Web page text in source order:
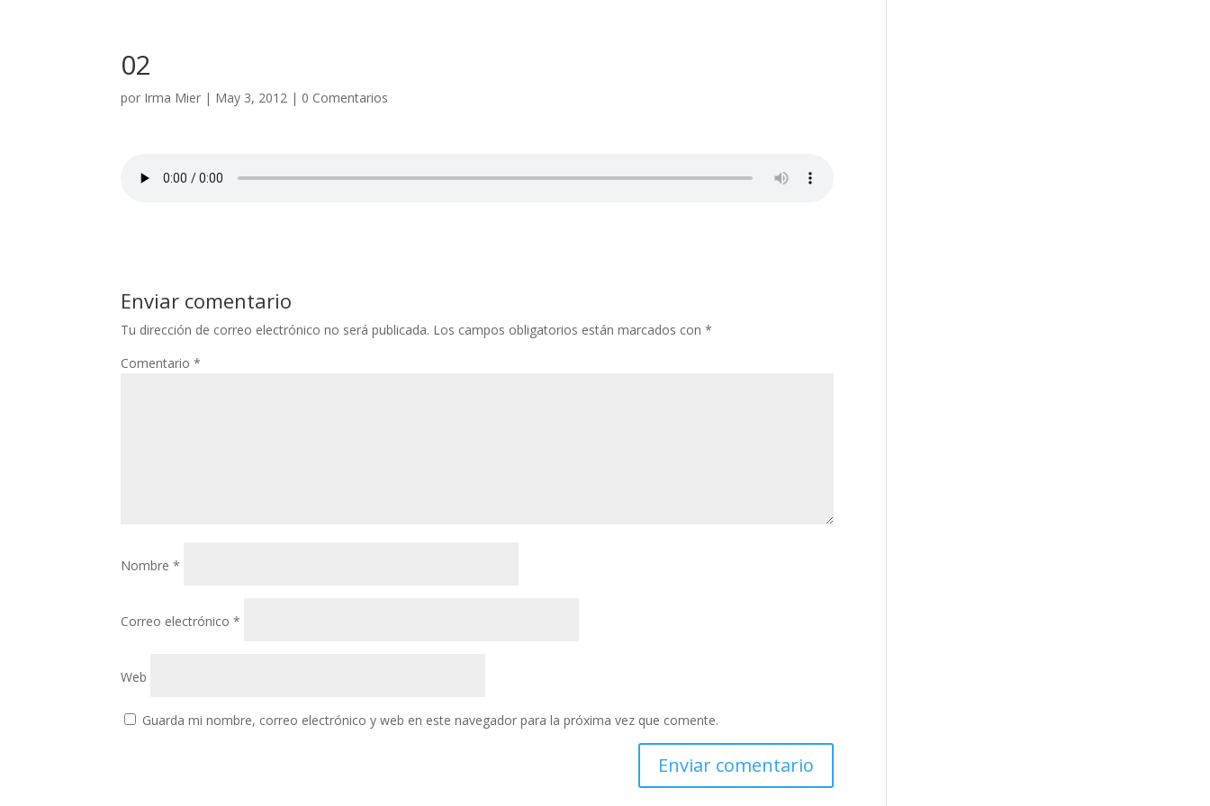
02
por Irma Mier | May 3, 2012 | 0 Comentarios
Enviar comentario
Tu dirección de correo electrónico no será publicada. Los campos obligatorios están marcados con*
Comentario*
Nombre*
Correo electrónico*
Web
Guarda mi nombre, correo electrónico y web en este navegador para la próxima vez que comente.